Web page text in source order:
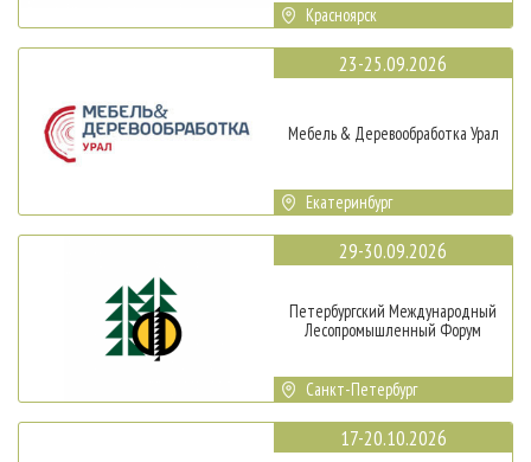
Красноярск
23-25.09.2026
Мебель & Деревообработка Урал
Екатеринбург
29-30.09.2026
Петербургский Международный
Лесопромышленный Форум
Санкт-Петербург
17-20.10.2026